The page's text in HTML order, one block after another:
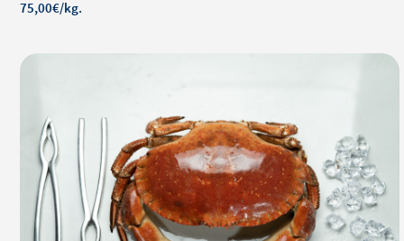
75,00€/kg.